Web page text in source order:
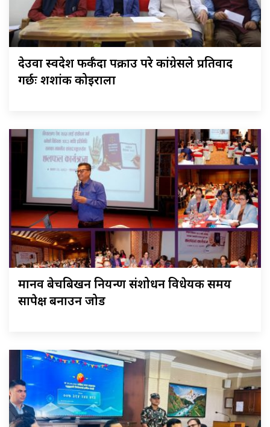
देउवा स्वदेश फर्कँदा पक्राउ परे कांग्रेसले प्रतिवाद
गर्छः शशांक कोइराला
मानव बेचबिखन नियन्त्रण संशोधन विधेयक समय
सापेक्ष बनाउन जोड